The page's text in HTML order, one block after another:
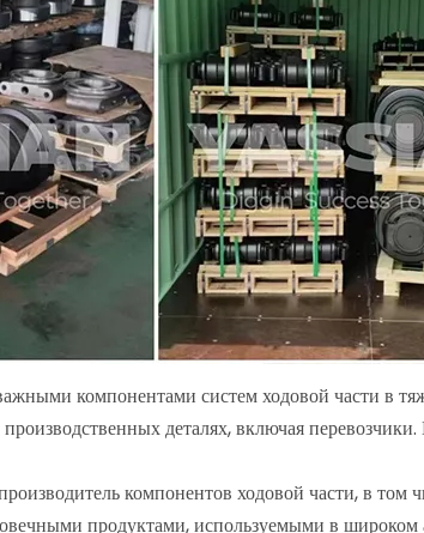
компонентами систем ходовой части в
деталях, включая
компонентов ходовой части, в том
продуктами, используемыми в широком